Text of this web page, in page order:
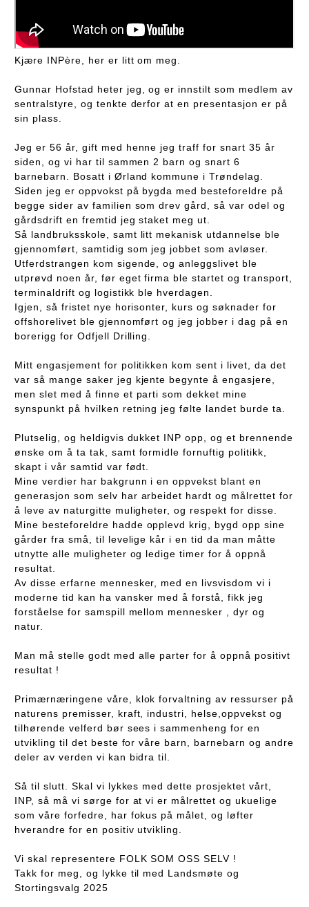
Kjære INPère, her er litt om meg.
Gunnar Hofstad heter jeg, og er innstilt som medlem av
sentralstyre, og tenkte derfor at en presentasjon er på
sin plass.
Jeg er 56 år, gift med henne jeg traff for snart 35 år
siden, og vi har til sammen 2 barn og snart 6
barnebarn. Bosatt i Ørland kommune i Trøndelag.
Siden jeg er oppvokst på bygda med besteforeldre på
begge sider av familien som drev gård, så var odel og
gårdsdrift en fremtid jeg staket meg ut.
Så landbruksskole, samt litt mekanisk utdannelse ble
gjennomført, samtidig som jeg jobbet som avløser.
Utferdstrangen kom sigende, og anleggslivet ble
utprøvd noen år, før eget firma ble startet og transport,
terminaldrift og logistikk ble hverdagen.
Igjen, så fristet nye horisonter, kurs og søknader for
offshorelivet ble gjennomført og jeg jobber i dag på en
borerigg for Odfjell Drilling.
Mitt engasjement for politikken kom sent i livet, da det
var så mange saker jeg kjente begynte å engasjere,
men slet med å finne et parti som dekket mine
synspunkt på hvilken retning jeg følte landet burde ta.
Plutselig, og heldigvis dukket INP opp, og et brennende
ønske om å ta tak, samt formidle fornuftig politikk,
skapt i vår samtid var født.
Mine verdier har bakgrunn i en oppvekst blant en
generasjon som selv har arbeidet hardt og målrettet for
å leve av naturgitte muligheter, og respekt for disse.
Mine besteforeldre hadde opplevd krig, bygd opp sine
gårder fra små, til levelige kår i en tid da man måtte
utnytte alle muligheter og ledige timer for å oppnå
resultat.
Av disse erfarne mennesker, med en livsvisdom vi i
moderne tid kan ha vansker med å forstå, fikk jeg
forståelse for samspill mellom mennesker , dyr og
natur.
Man må stelle godt med alle parter for å oppnå positivt
resultat !
Primærnæringene våre, klok forvaltning av ressurser på
naturens premisser, kraft, industri, helse,oppvekst og
tilhørende velferd bør sees i sammenheng for en
utvikling til det beste for våre barn, barnebarn og andre
deler av verden vi kan bidra til.
Så til slutt. Skal vi lykkes med dette prosjektet vårt,
INP, så må vi sørge for at vi er målrettet og ukuelige
som våre forfedre, har fokus på målet, og løfter
hverandre for en positiv utvikling.
Vi skal representere FOLK SOM OSS SELV !
Takk for meg, og lykke til med Landsmøte og
Stortingsvalg 2025